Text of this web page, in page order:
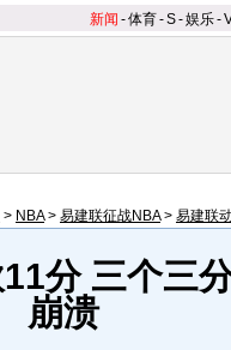
新闻 -体育-S-娱乐-
> NBA> 易建联征战NBA> 易建联
分 三个三
崩溃